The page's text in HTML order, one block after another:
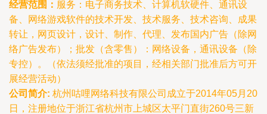
经营范围： 服务：电子商务技术、计算机软硬件、通讯设
备、网络游戏软件的技术开发、技术服务、技术咨询、成果
转让，网页设计，设计、制作、代理、发布国内广告（除网
络广告发布）；批发（含零售）：网络设备，通讯设备（除
专控）。（依法须经批准的项目，经相关部门批准后方可开
展经营活动）
公司简介: 杭州咕哩网络科技有限公司成立于2014年05月20
日，注册地位于浙江省杭州市上城区太平门直街260号三新